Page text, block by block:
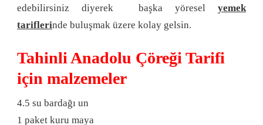
edebilirsiniz diyerek başka yöresel yemek
tariflerinde buluşmak üzere kolay gelsin.
Tahinli Anadolu Çöreği Tarifi
için malzemeler
4.5 su bardağı un
1 paket kuru maya